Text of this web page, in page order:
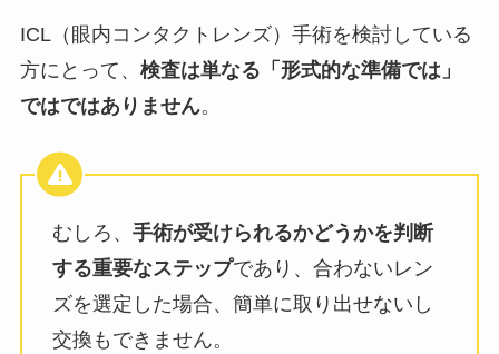
ICL（眼内コンタクトレンズ）手術を検討している
方にとって、 検査は単なる 「 形式的な準備では」
ではではありません。
むしろ、 手術が受けられるかどうかを判断
する重要なステップであり、合わないレン
ズを選定した場合、簡単に取り出せないし
交換もできません。